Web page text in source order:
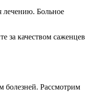
лечению. Больное
за качеством саженцев
болезней. Рассмотрим